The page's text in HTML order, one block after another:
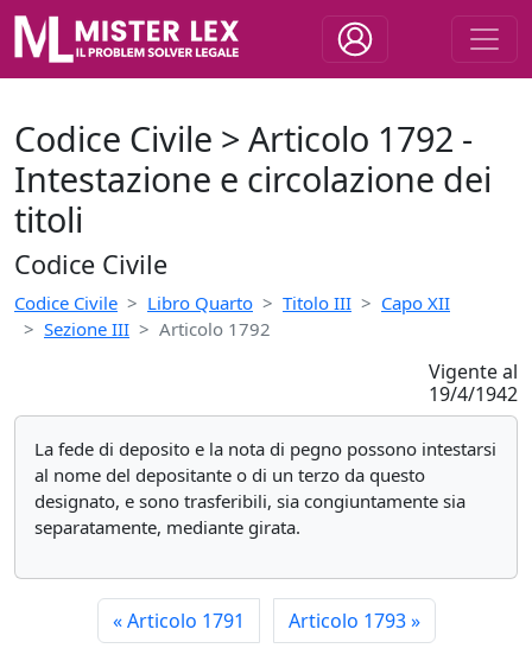
Codice Civile > Articolo 1792 -
Intestazione e circolazione dei
titoli
Codice Civile
Codice Civile Libro Quarto Titolo III
Capo XII
Sezione III
Articolo 1792
Vigente al
19/4/1942
La fede di deposito e la nota di pegno possono intestarsi
al nome del depositante o di un terzo da questo
designato, e sono trasferibili, sia congiuntamente sia
separatamente, mediante girata.
«Articolo 1791 Articolo 1793»